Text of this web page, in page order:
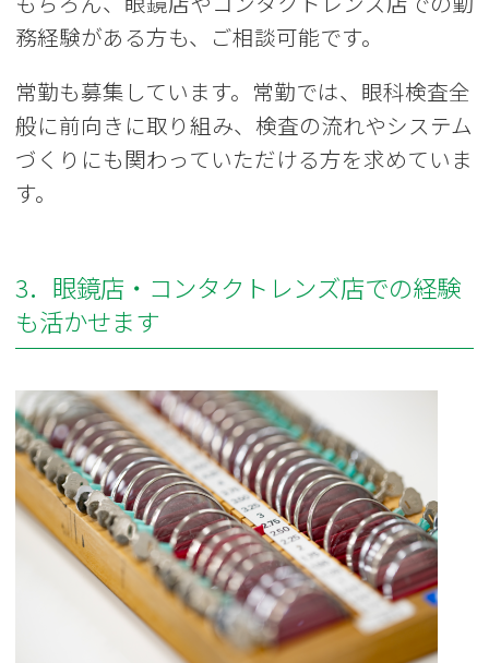
務経験がある方も、ご相談可能です。
常勤も募集しています。常勤では、眼科検査全
般に前向きに取り組み、検査の流れやシステム
づくりにも関わっていただける方を求めていま
す。
3．眼鏡店・コンタクトレンズ店での経験
も活かせます